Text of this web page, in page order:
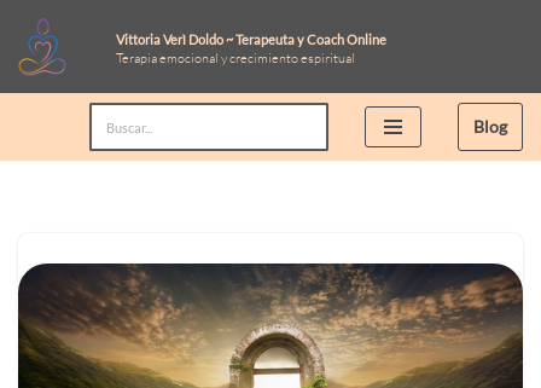
Saltar
al
Vittoria Verì Doldo ~ Terapeuta y Coach Online
Terapia emocional y crecimiento espiritual
Blog